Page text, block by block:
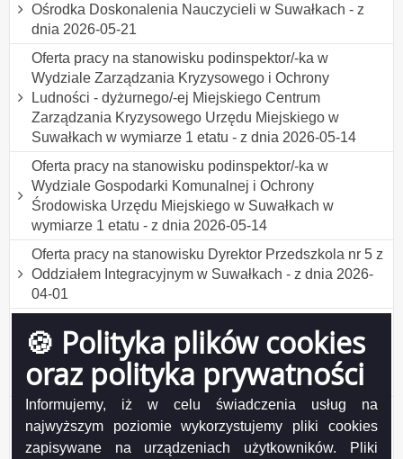
🍪 Polityka plików cookies
oraz polityka prywatności
Informujemy, iż w celu świadczenia usług na
najwyższym poziomie wykorzystujemy pliki cookies
zapisywane na urządzeniach użytkowników. Pliki
Ośrodka Doskonalenia Nauczycieli w Suwałkach - z
dnia 2026-05-21
Oferta pracy na stanowisku podinspektor/-ka w
Wydziale Zarządzania Kryzysowego i Ochrony
Ludności - dyżurnego/-ej Miejskiego Centrum
Zarządzania Kryzysowego Urzędu Miejskiego w
Suwałkach w wymiarze 1 etatu - z dnia 2026-05-14
Oferta pracy na stanowisku podinspektor/-ka w
Wydziale Gospodarki Komunalnej i Ochrony
Środowiska Urzędu Miejskiego w Suwałkach w
wymiarze 1 etatu - z dnia 2026-05-14
Oferta pracy na stanowisku Dyrektor Przedszkola nr 5 z
Oddziałem Integracyjnym w Suwałkach - z dnia 2026-
04-01
bezpośredniej interesantów w Wydziale Komunikacji
Urzędu Miejskiego w Suwałkach w wymiarze 1 etatu -
z dnia 2026-03-24
Oferta pracy na stanowisku główny specjalista/-ka
nadzoru robót sanitarnych w Wydziale Inwestycji
Urzędu Miejskiego w Suwałkach w wymiarze 1 etatu -